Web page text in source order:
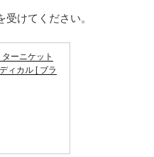
けてください。
ーニケット
ィカル [ ブラ